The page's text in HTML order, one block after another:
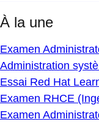
À la une
Examen
Administration
Essai Red Hat
Examen RHCE
Examen